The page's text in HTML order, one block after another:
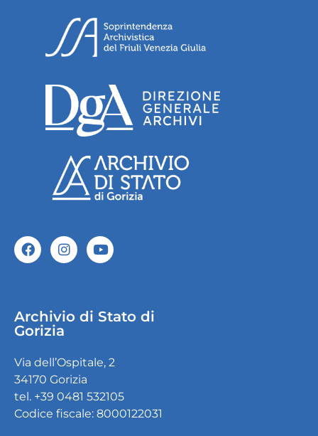
Archivio di Stato di
Gorizia
Via dell’Ospitale, 2
34170 Gorizia
tel. +39 0481 532105
Codice fiscale: 8000122031